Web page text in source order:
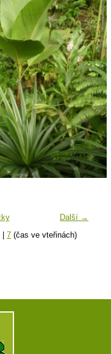
Další →
| 7 (čas ve vteřinách)